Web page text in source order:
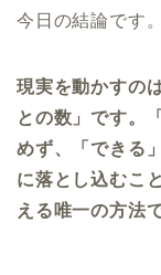
今日の結論です。
現実を動かすの
との数」です。
めず、「できる
に落とし込むこ
える唯一の方法